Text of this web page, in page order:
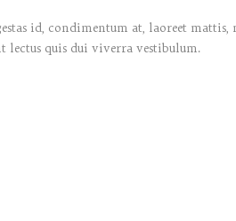
id, condimentum at, laoreet mattis,
lectus quis dui viverra vestibulum.